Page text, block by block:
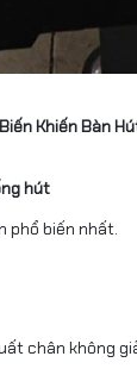
Khiến Bàn
hút
phổ biến nhất.
chân không